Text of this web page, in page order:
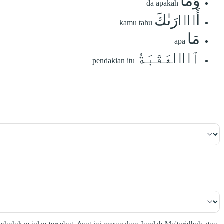
da apakah
أَدۡرَىٰكَ kamu tahu
مَا apa
ٱلۡعَقَبَةُ pendakian itu